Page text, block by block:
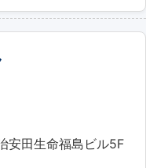
安田生命福島ビル5F